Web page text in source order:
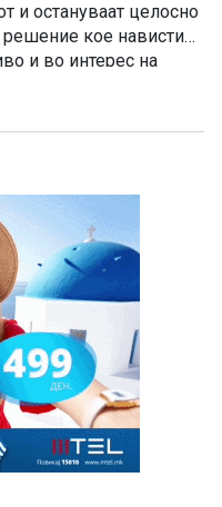
и остануваат целосно
кое навистина
и во интерес на